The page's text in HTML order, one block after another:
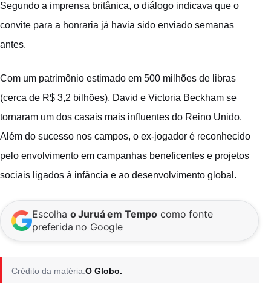
Segundo a imprensa britânica, o diálogo indicava que o
convite para a honraria já havia sido enviado semanas
antes.
Com um patrimônio estimado em 500 milhões de libras
(cerca de R$ 3,2 bilhões), David e Victoria Beckham se
tornaram um dos casais mais influentes do Reino Unido.
Além do sucesso nos campos, o ex-jogador é reconhecido
pelo envolvimento em campanhas beneficentes e projetos
sociais ligados à infância e ao desenvolvimento global.
Escolha o Juruá em Tempo como fonte
preferida no Google
Crédito da matéria:O Globo.